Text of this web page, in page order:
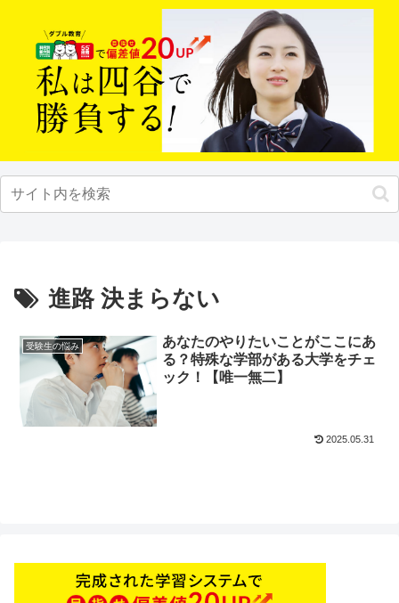
進路 決まらない
受験生の悩み
あなたのやりたいことがここにあ
る？特殊な学部がある大学をチェ
ック！【唯一無二】
2025.05.31